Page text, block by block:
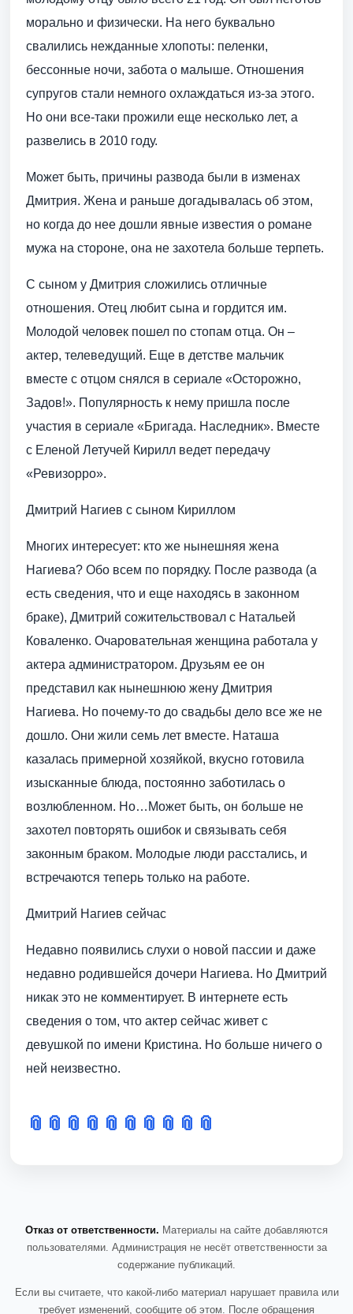
морально и физически. На него буквально
свалились нежданные хлопоты: пеленки,
бессонные ночи, забота о малыше. Отношения
супругов стали немного охлаждаться из-за этого.
Но они все-таки прожили еще несколько лет, а
развелись в 2010 году.
Может быть, причины развода были в изменах
Дмитрия. Жена и раньше догадывалась об этом,
но когда до нее дошли явные известия о романе
мужа на стороне, она не захотела больше терпеть.
С сыном у Дмитрия сложились отличные
отношения. Отец любит сына и гордится им.
Молодой человек пошел по стопам отца. Он –
актер, телеведущий. Еще в детстве мальчик
вместе с отцом снялся в сериале «Осторожно,
Задов!». Популярность к нему пришла после
участия в сериале «Бригада. Наследник». Вместе
с Еленой Летучей Кирилл ведет передачу
«Ревизорро».
Дмитрий Нагиев с сыном Кириллом
Многих интересует: кто же нынешняя жена
Нагиева? Обо всем по порядку. После развода (а
есть сведения, что и еще находясь в законном
браке), Дмитрий сожительствовал с Натальей
Коваленко. Очаровательная женщина работала у
актера администратором. Друзьям ее он
представил как нынешнюю жену Дмитрия
Нагиева. Но почему-то до свадьбы дело все же не
дошло. Они жили семь лет вместе. Наташа
казалась примерной хозяйкой, вкусно готовила
изысканные блюда, постоянно заботилась о
возлюбленном. Но…Может быть, он больше не
захотел повторять ошибок и связывать себя
законным браком. Молодые люди расстались, и
встречаются теперь только на работе.
Дмитрий Нагиев сейчас
Недавно появились слухи о новой пассии и даже
недавно родившейся дочери Нагиева. Но Дмитрий
никак это не комментирует. В интернете есть
сведения о том, что актер сейчас живет с
девушкой по имени Кристина. Но больше ничего о
ней неизвестно.
📎 📎 📎 📎 📎 📎 📎 📎 📎 📎
Отказ от ответственности. Материалы на сайте добавляются
пользователями. Администрация не несёт ответственности за
содержание публикаций.
Если вы считаете, что какой-либо материал нарушает правила или
требует изменений, сообщите об этом. После обращения